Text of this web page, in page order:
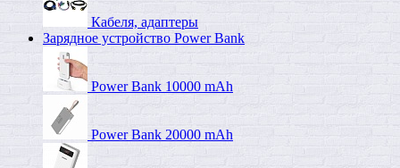
Кабеля, адаптеры
Зарядное устройство Power Bank
Power Bank 10000 mAh
Power Bank 20000 mAh